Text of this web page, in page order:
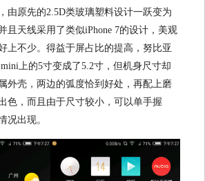
由原先的2.5D类玻璃塑料设计一跃变为
且天线采用了类似iPhone 7的设计，美观
上不少。得益于屏占比的提高，努比亚
上的5寸变成了5.2寸，但机身尺寸却
外壳，两边的弧度恰到好处，再配上磨
色，而且由于尺寸较小，可以单手握
况出现。